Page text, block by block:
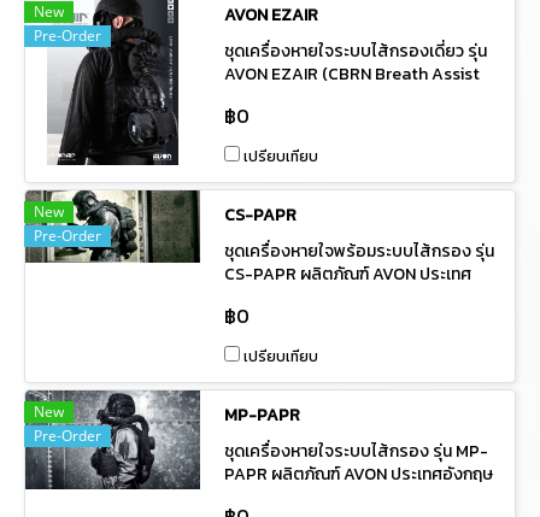
New
Pre-Order
AVON EZAIR
ชุดเครื่องหายใจระบบไส้กรองเดี่ยว รุ่น
AVON EZAIR (CBRN Breath Assist
ประเทศอังกฤษ (UK) วัตถุประสงค์ :
เหมาะสำหรับสวมเข้าปฏิบัติงาน ใน พื้นที่
ที่มีออกซิเจนไม่เพียงพอ หรือ พื้นที่อับ
อากาศและมีกลุ่มควัน หรือ ก๊าซต่าง ๆ
หรือ การกู้ภัยสารเคมี (HAZMAT) รวม
ทั้งใช้ในการสนับสนุนหน่วยงานอื่น เมื่อได้
รับการร้องขอ
฿0
เปรียบเทียบ
New
Pre-Order
CS-PAPR
ชุดเครื่องหายใจพร้อมระบบไส้กรอง รุ่น
CS-PAPR ผลิตภัณฑ์ AVON ประเทศ
สำหรับสวมเข้าปฏิบัติงาน ใน พื้นที่ ที่มี
ออกซิเจนไม่เพียงพอ หรือ พื้นที่อับ
อากาศและมีกลุ่มควัน หรือ ก๊าซต่าง ๆ
หรือ การกู้ภัยสารเคมี (HAZMAT) รวม
ทั้งใช้ในการสนับสนุนหน่วยงานอื่น เมื่อได้
รับการร้องขอ
฿0
เปรียบเทียบ
New
Pre-Order
MP-PAPR
ชุดเครื่องหายใจระบบไส้กรอง รุ่น MP-
PAPR ผลิตภัณฑ์ AVON ประเทศอังกฤษ